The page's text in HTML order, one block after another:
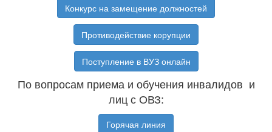
Конкурс на замещение должностей
Противодействие корупции
Поступление в ВУЗ онлайн
По вопросам приема и обучения инвалидов и
лиц с ОВЗ:
Горячая линия